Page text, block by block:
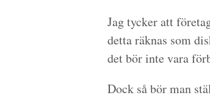
Jag tycker att
detta räknas som
det bör inte vara
Dock så bör man